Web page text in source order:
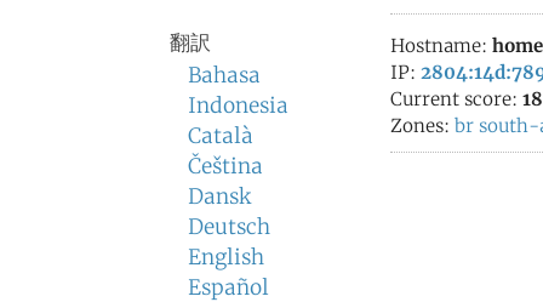
翻訳
Bahasa
Indonesia
Català
Čeština
Dansk
Deutsch
English
Español
Hostname:
IP:
Current score:
Zones: br south-